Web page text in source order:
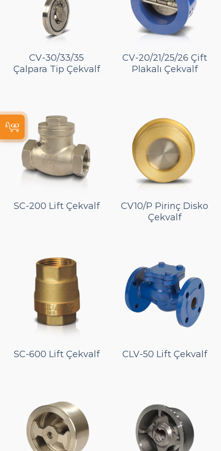
CV-30/33/35
Çalpara Tip Çekvalf
CV-20/21/25/26 Çift
Plakalı Çekvalf
SC-200 Lift Çekvalf
CV10/P Pirinç Disko
Çekvalf
SC-600 Lift Çekvalf CLV-50 Lift Çekvalf